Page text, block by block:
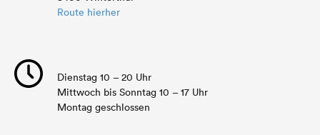
Route hierher
Dienstag 10 – 20 Uhr
Mittwoch bis Sonntag 10 – 17 Uhr
Montag geschlossen